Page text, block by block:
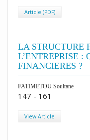
Article (PDF)
LA STRUCTURE
L’ENTREPRISE :
FINANCIERES ?
FATIMETOU Soultane
147 - 161
View Article